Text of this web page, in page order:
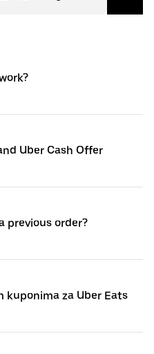
Uber Cash Offer
previous order?
kuponima za Uber Eats